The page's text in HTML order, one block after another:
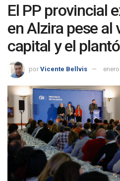
El PP provincial
en Alzira pese al
capital y el
por Vicente Bellvis